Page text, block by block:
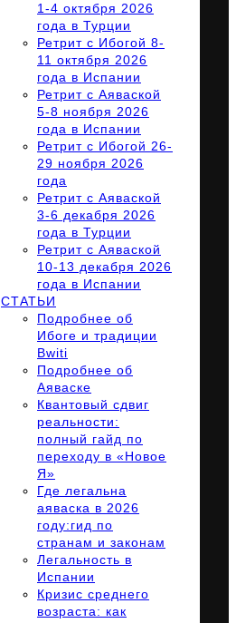
1-4 октября 2026
года в Турции
Ретрит с Ибогой 8-
11 октября 2026
года в Испании
Ретрит с Аяваской
5-8 ноября 2026
года в Испании
Ретрит с Ибогой 26-
29 ноября 2026
года
Ретрит с Аяваской
3-6 декабря 2026
года в Турции
Ретрит с Аяваской
10-13 декабря 2026
года в Испании
СТАТЬИ
Подробнее об
Ибоге и традиции
Bwiti
Подробнее об
Аяваске
Квантовый сдвиг
реальности:
полный гайд по
переходу в «Новое
Я»
Где легальна
аяваска в 2026
году:гид по
странам и законам
Легальность в
Испании
Кризис среднего
возраста: как